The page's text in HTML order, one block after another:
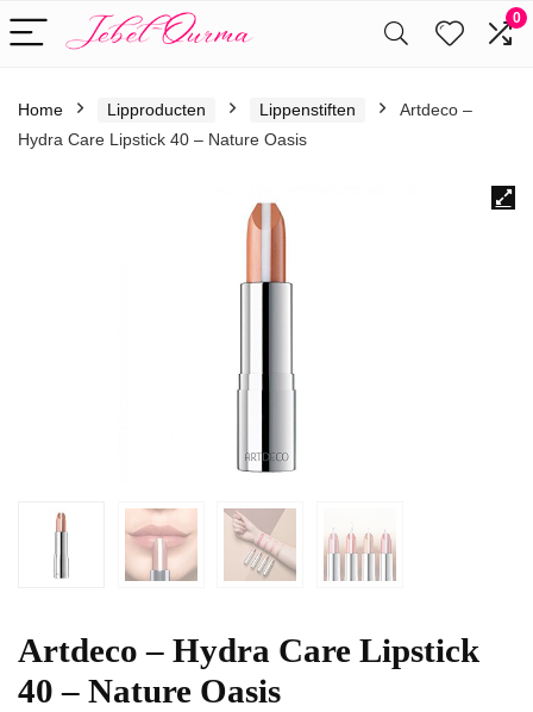
0
Home Lipproducten Lippenstiften
Artdeco –
Hydra Care Lipstick 40 – Nature Oasis
Artdeco – Hydra Care Lipstick
40 – Nature Oasis